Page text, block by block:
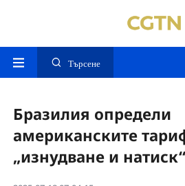
Търсене
Бразилия определи
американските
„изнудване и натиск“